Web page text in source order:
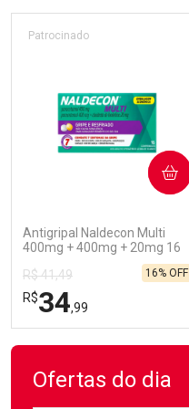
Antigripal Naldecon Multi
400mg + 400mg + 20mg 16
Patrocinado
R$ 41,49
R$34,99
16% OFF
COMPRAR
Laboratório
Por Menos
Ofertas do dia